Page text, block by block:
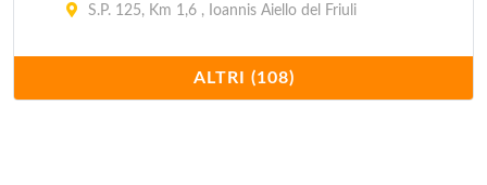
S.P. 125, Km 1,6 , Ioannis Aiello del Friuli
S.P. 125, Km 1,6 , Ioannis Aiello del Friuli
ALTRI (108)